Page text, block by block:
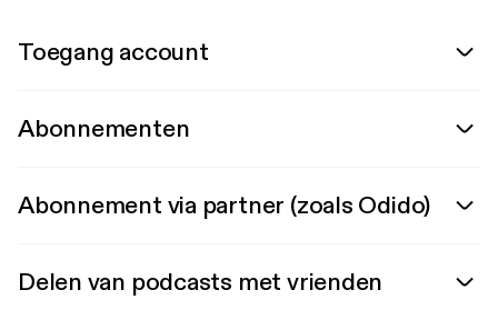
Toegang account
Abonnementen
Abonnement via partner (zoals Odido)
Delen van podcasts met vrienden